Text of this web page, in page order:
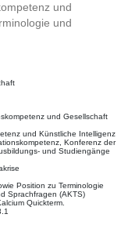
und
und
und Gesellschaft
und Künstliche Intelligenz
Konferenz der
und Studiengänge
Position zu Terminologie
Sprachfragen (AKTS)
Quickterm.